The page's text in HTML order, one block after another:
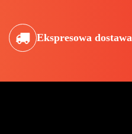
Ekspresowa dostawa